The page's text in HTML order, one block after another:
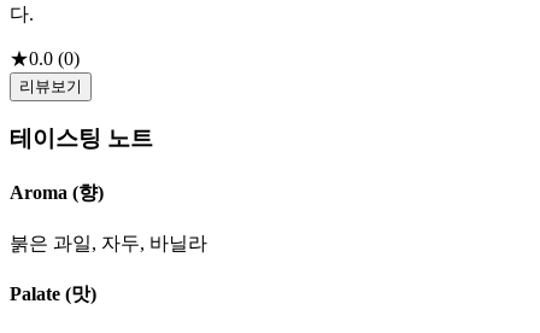
다.
★0.0 (0)
리뷰보기
테이스팅 노트
Aroma (향)
붉은 과일, 자두, 바닐라
Palate (맛)